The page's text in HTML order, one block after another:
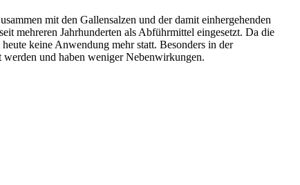
mit den Gallensalzen und der damit einhergehenden
mehreren Jahrhunderten als Abführmittel eingesetzt. Da die
keine Anwendung mehr statt. Besonders in der
und haben weniger Nebenwirkungen.